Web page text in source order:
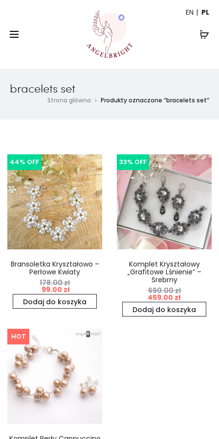
EN PL
bracelets set
Strona główna Produkty oznaczone “bracelets set”
44% OFF
Bransoletka Kryształowo –
Perłowe Kwiaty
178.00zł
Pierwotna
cena
99.00 zł
Aktualna
cena
Dodaj do koszyka
33% OFF
Komplet Kryształowy
„Grafitowe Lśnienie” –
Srebrny
690.00zł
Pierwotna
cena
459.00 zł
Aktualna
cena
Dodaj do koszyka
HOT